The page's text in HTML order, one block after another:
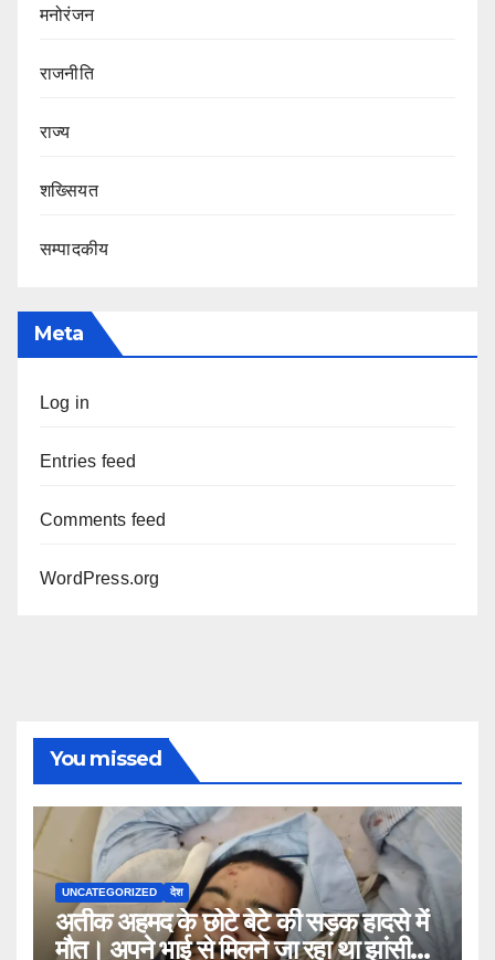
मनोरंजन
राजनीति
राज्य
शख्सियत
सम्पादकीय
Meta
Log in
Entries feed
Comments feed
WordPress.org
You missed
UNCATEGORIZED देश
अतीक अहमद के छोटे बेटे की सड़क हादसे में
मौत। अपने भाई से मिलने जा रहा था झांसी